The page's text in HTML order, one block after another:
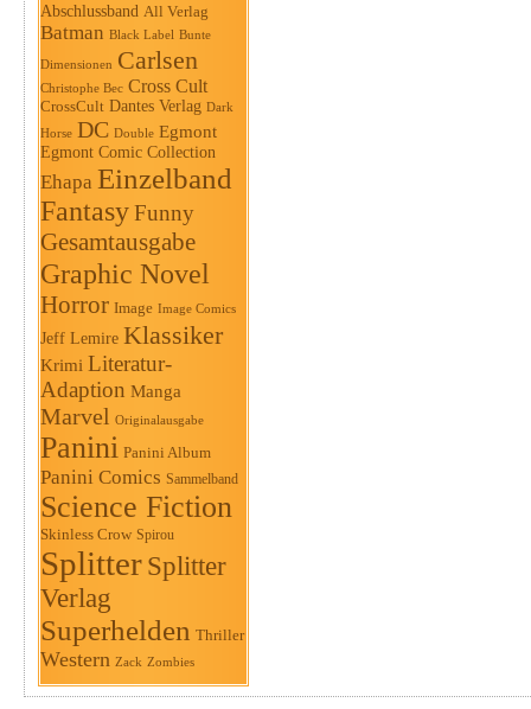
Abschlussband All Verlag
Batman Black Label Bunte
Dimensionen Carlsen
Christophe Bec Cross Cult
CrossCult Dantes Verlag Dark
Horse DC Double Egmont
Egmont Comic Collection
Ehapa Einzelband
FantasyFunny
Gesamtausgabe
Graphic Novel
Horror Image Image Comics
Jeff Lemire Klassiker
Krimi Literatur-
Adaption Manga
Marvel Originalausgabe
Panini Panini Album
Panini Comics Sammelband
Science Fiction
Skinless Crow Spirou
Splitter Splitter
Verlag
Superhelden Thriller
Western Zack Zombies